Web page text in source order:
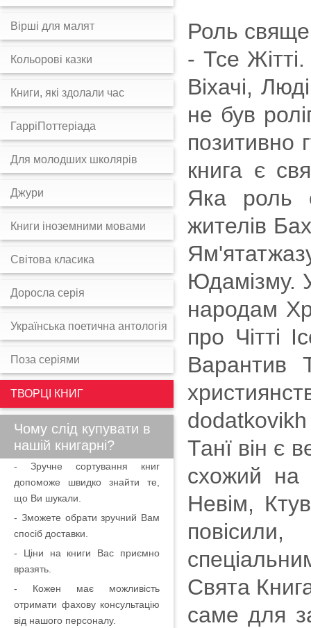
Роль
- Тсе
Віхачі,
не був
позитивно
книга є
Яка роль
жителів
Юдамізму.
народам
про Чітті
Варантив
Танї він є
схожий на
Невім,
Свята
саме для
Вірші для малят
Кольорові казки
Книги, які здолали час
ГарріПоттеріада
Для молодших школярів
Джури
Книги іноземними мовами
Світова класика
Доросла серія
Українська поетична антологія
Поза серіями
ТВОРЦІ КНИГ
Чому слід купувати в
нашій книгарні?
- Зручне сортування книг
допоможе швидко знайти те,
що Ви шукали.
- Зможете обрати зручний Вам
спосіб доставки.
- Ціни на книги Вас приємно
вразять.
- Кожен має можливість
отримати фахову консультацію
від нашого персоналу.